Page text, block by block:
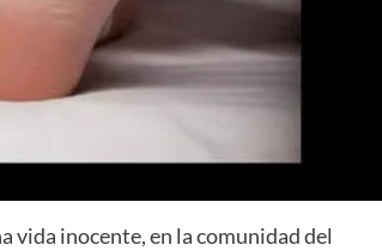
vida inocente, en la comunidad del